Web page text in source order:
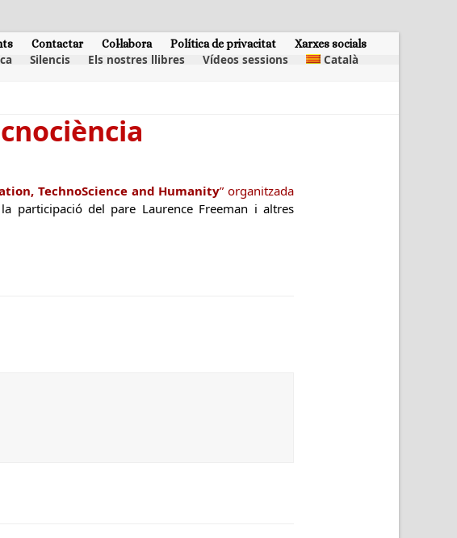
Contactar Col·labora Política de privacitat Xarxes socials
Silencis Els nostres llibres Vídeos sessions Català
TechnoScience and Humanity” organitzada
participació del pare Laurence Freeman i altres